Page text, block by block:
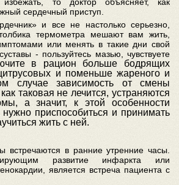
сердечный приступ.
и все не настолько серьезно,
термометра мешают вам жить,
или менять в такие дни свой
- пользуйтесь мазью, чувствуете
в рацион больше бодрящих
и поменьше жареного и
случае зависимость от смены
таковая не лечится, устраняются
а значит, к этой особенности
приспособиться и принимать
жить с ней.
встречаются в ранние утренние часы.
развитие инфаркта или
является встреча пациента с